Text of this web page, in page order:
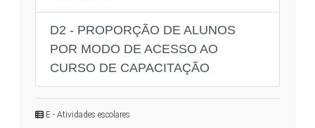
D2 - PROPORÇÃO DE ALUNOS
POR MODO DE ACESSO AO
CURSO DE CAPACITAÇÃO
E - Atividades escolares